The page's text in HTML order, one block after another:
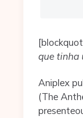
que tinha
Aniplex
(The